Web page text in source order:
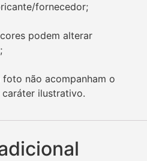
fornecedor;
podem alterar
não acompanham o
ilustrativo.